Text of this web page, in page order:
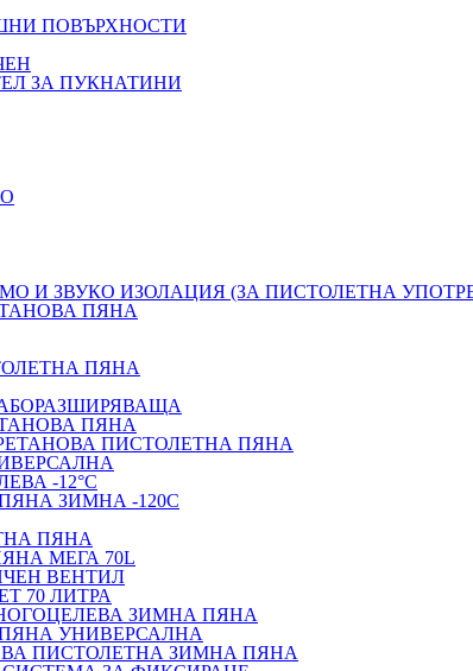
ПОВЪРХНОСТИ
ЗА ПУКНАТИНИ
И ЗВУКО ИЗОЛАЦИЯ (ЗА ПИСТОЛЕТНА
ПЯНА
ПЯНА
ПЯНА
ПИСТОЛЕТНА ПЯНА
-12°C
ЗИМНА -120С
ПЯНА
МЕГА 70L
ВЕНТИЛ
70 ЛИТРА
ЗИМНА ПЯНА
УНИВЕРСАЛНА
ПИСТОЛЕТНА ЗИМНА ПЯНА